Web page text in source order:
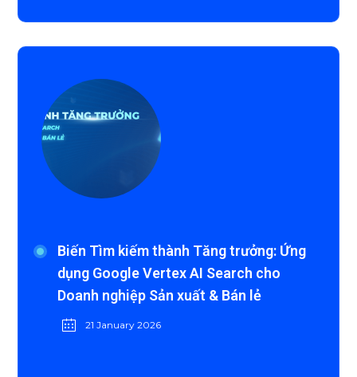
Biến Tìm kiếm thành Tăng trưởng: Ứng
dụng Google Vertex AI Search cho
Doanh nghiệp Sản xuất & Bán lẻ
21 January 2026